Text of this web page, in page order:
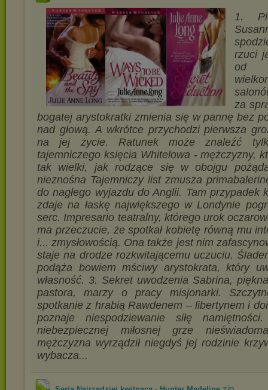
1.
rzuci
od
za
bogatej arystokratki zmienia się w pannę bez
nad głową. A wkrótce przychodzi pierwsza
na jej życie. Ratunek może znaleźć
tajemniczego księcia Whitelowa - mężczyzny,
tak wielki, jak rodzące się w obojgu
nieznośna Tajemniczy list zmusza
do nagłego wyjazdu do Anglii. Tam przypadek
zdaje na łaskę największego w Londynie
serc. Impresario teatralny, którego urok
ma przeczucie, że spotkał kobietę równą mu
i... zmysłowością. Ona także jest nim
staje na drodze rozkwitającemu uczuciu.
podąża bowiem mściwy arystokrata, który
własność. 3. Sekret uwodzenia Sabrina,
pastora, marzy o pracy misjonarki.
spotkanie z hrabią Rawdenem – libertynem i
poznaje niespodziewanie siłę
niebezpiecznej miłosnej grze
mężczyzna wyrządził niegdyś jej rodzinie
wybacza...